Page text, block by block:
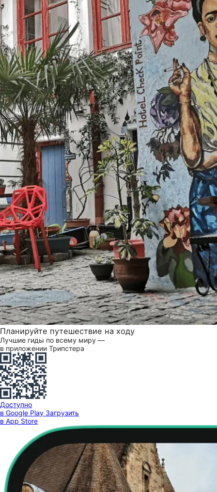
Планируйте путешествие на ходу
Лучшие гиды по всему миру —
в приложении Трипстера
Доступно
в Google Play Загрузить
в App Store